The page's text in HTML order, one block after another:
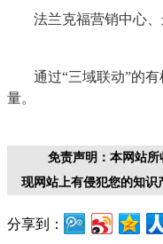
法兰克福营销中心
通过“三域联动”的
量。
免责声明：本网站
现网站上有侵犯您的知识
分享到：